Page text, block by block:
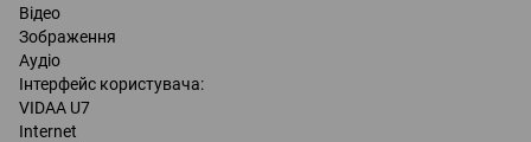
Відео
Зображення
Аудіо
Інтерфейс користувача:
VIDAA U7
Internet